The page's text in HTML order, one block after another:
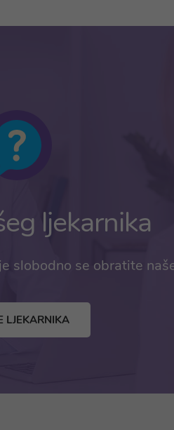
ljekarnika
slobodno se obratite
LJEKARNIKA